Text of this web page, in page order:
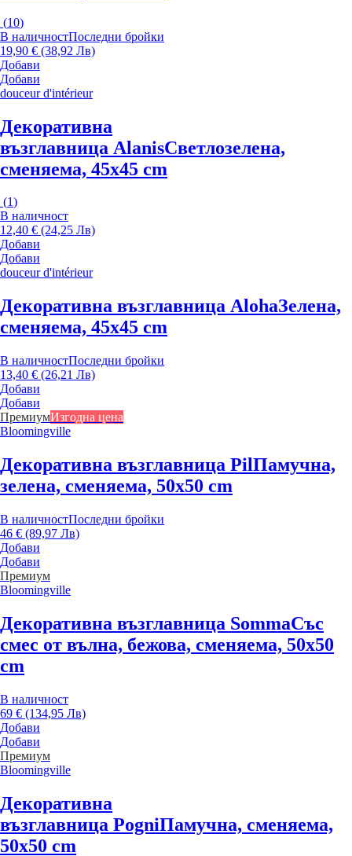
(10)
В наличностПоследни бройки
19,90 € (38,92 Лв)
Добави
Добави
douceur d'intérieur
Декоративна
възглавница AlanisСветлозелена,
сменяема, 45x45 cm
(1)
В наличност
12,40 € (24,25 Лв)
Добави
Добави
douceur d'intérieur
Декоративна възглавница AlohaЗелена,
сменяема, 45x45 cm
В наличностПоследни бройки
13,40 € (26,21 Лв)
Добави
Добави
ПремиумИзгодна цена
Bloomingville
Декоративна възглавница PilПамучна,
зелена, сменяема, 50x50 cm
В наличностПоследни бройки
46 € (89,97 Лв)
Добави
Добави
Премиум
Bloomingville
Декоративна възглавница SommaСъс
смес от вълна, бежова, сменяема, 50x50
cm
В наличност
69 € (134,95 Лв)
Добави
Добави
Премиум
Bloomingville
Декоративна
възглавница PogniПамучна, сменяема,
50x50 cm